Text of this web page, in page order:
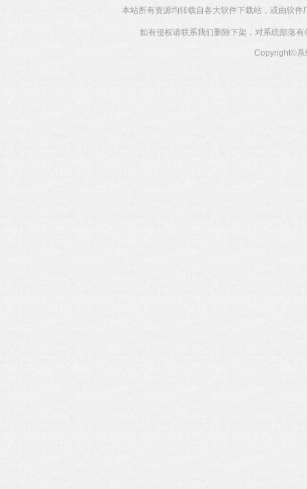
本站所有资源均转载自各大软件下载站，或由软
如有侵权请联系我们删除下架，对系统部落
Copyright©系